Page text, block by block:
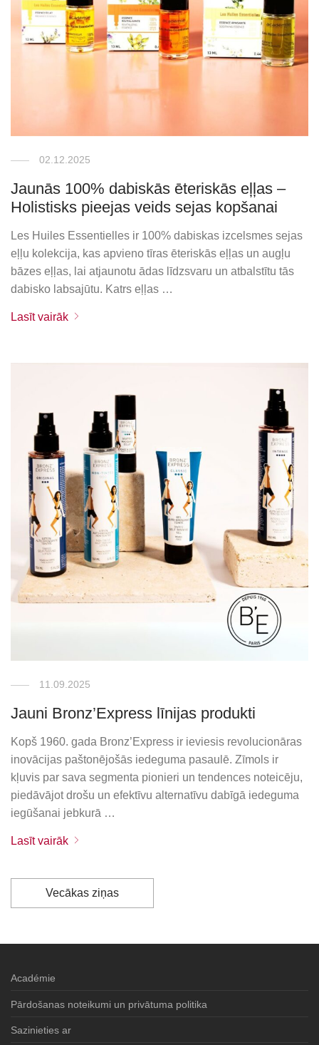
02.12.2025
Jaunās 100% dabiskās ēteriskās eļļas –
Holistisks pieejas veids sejas kopšanai
Les Huiles Essentielles ir 100% dabiskas izcelsmes sejas
eļļu kolekcija, kas apvieno tīras ēteriskās eļļas un augļu
bāzes eļļas, lai atjaunotu ādas līdzsvaru un atbalstītu tās
dabisko labsajūtu. Katrs eļļas …
Lasīt vairāk
11.09.2025
Jauni Bronz’Express līnijas produkti
Kopš 1960. gada Bronz’Express ir ieviesis revolucionāras
inovācijas paštonējošās iedeguma pasaulē. Zīmols ir
kļuvis par sava segmenta pionieri un tendences noteicēju,
piedāvājot drošu un efektīvu alternatīvu dabīgā iedeguma
iegūšanai jebkurā …
Lasīt vairāk
Vecākas ziņas
Académie
Pārdošanas noteikumi un privātuma politika
Sazinieties ar